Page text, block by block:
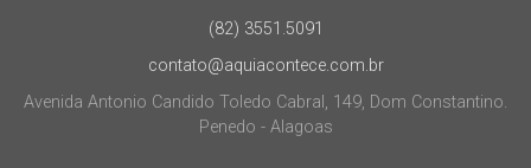
(82) 3551.5091
contato@aquiacontece.com.br
Avenida Antonio Candido Toledo Cabral, 149, Dom Constantino.
Penedo - Alagoas